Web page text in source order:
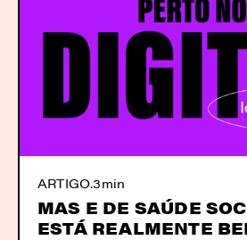
ARTIGO.3min
MAS E DE SAÚDE
ESTÁ REALMENTE